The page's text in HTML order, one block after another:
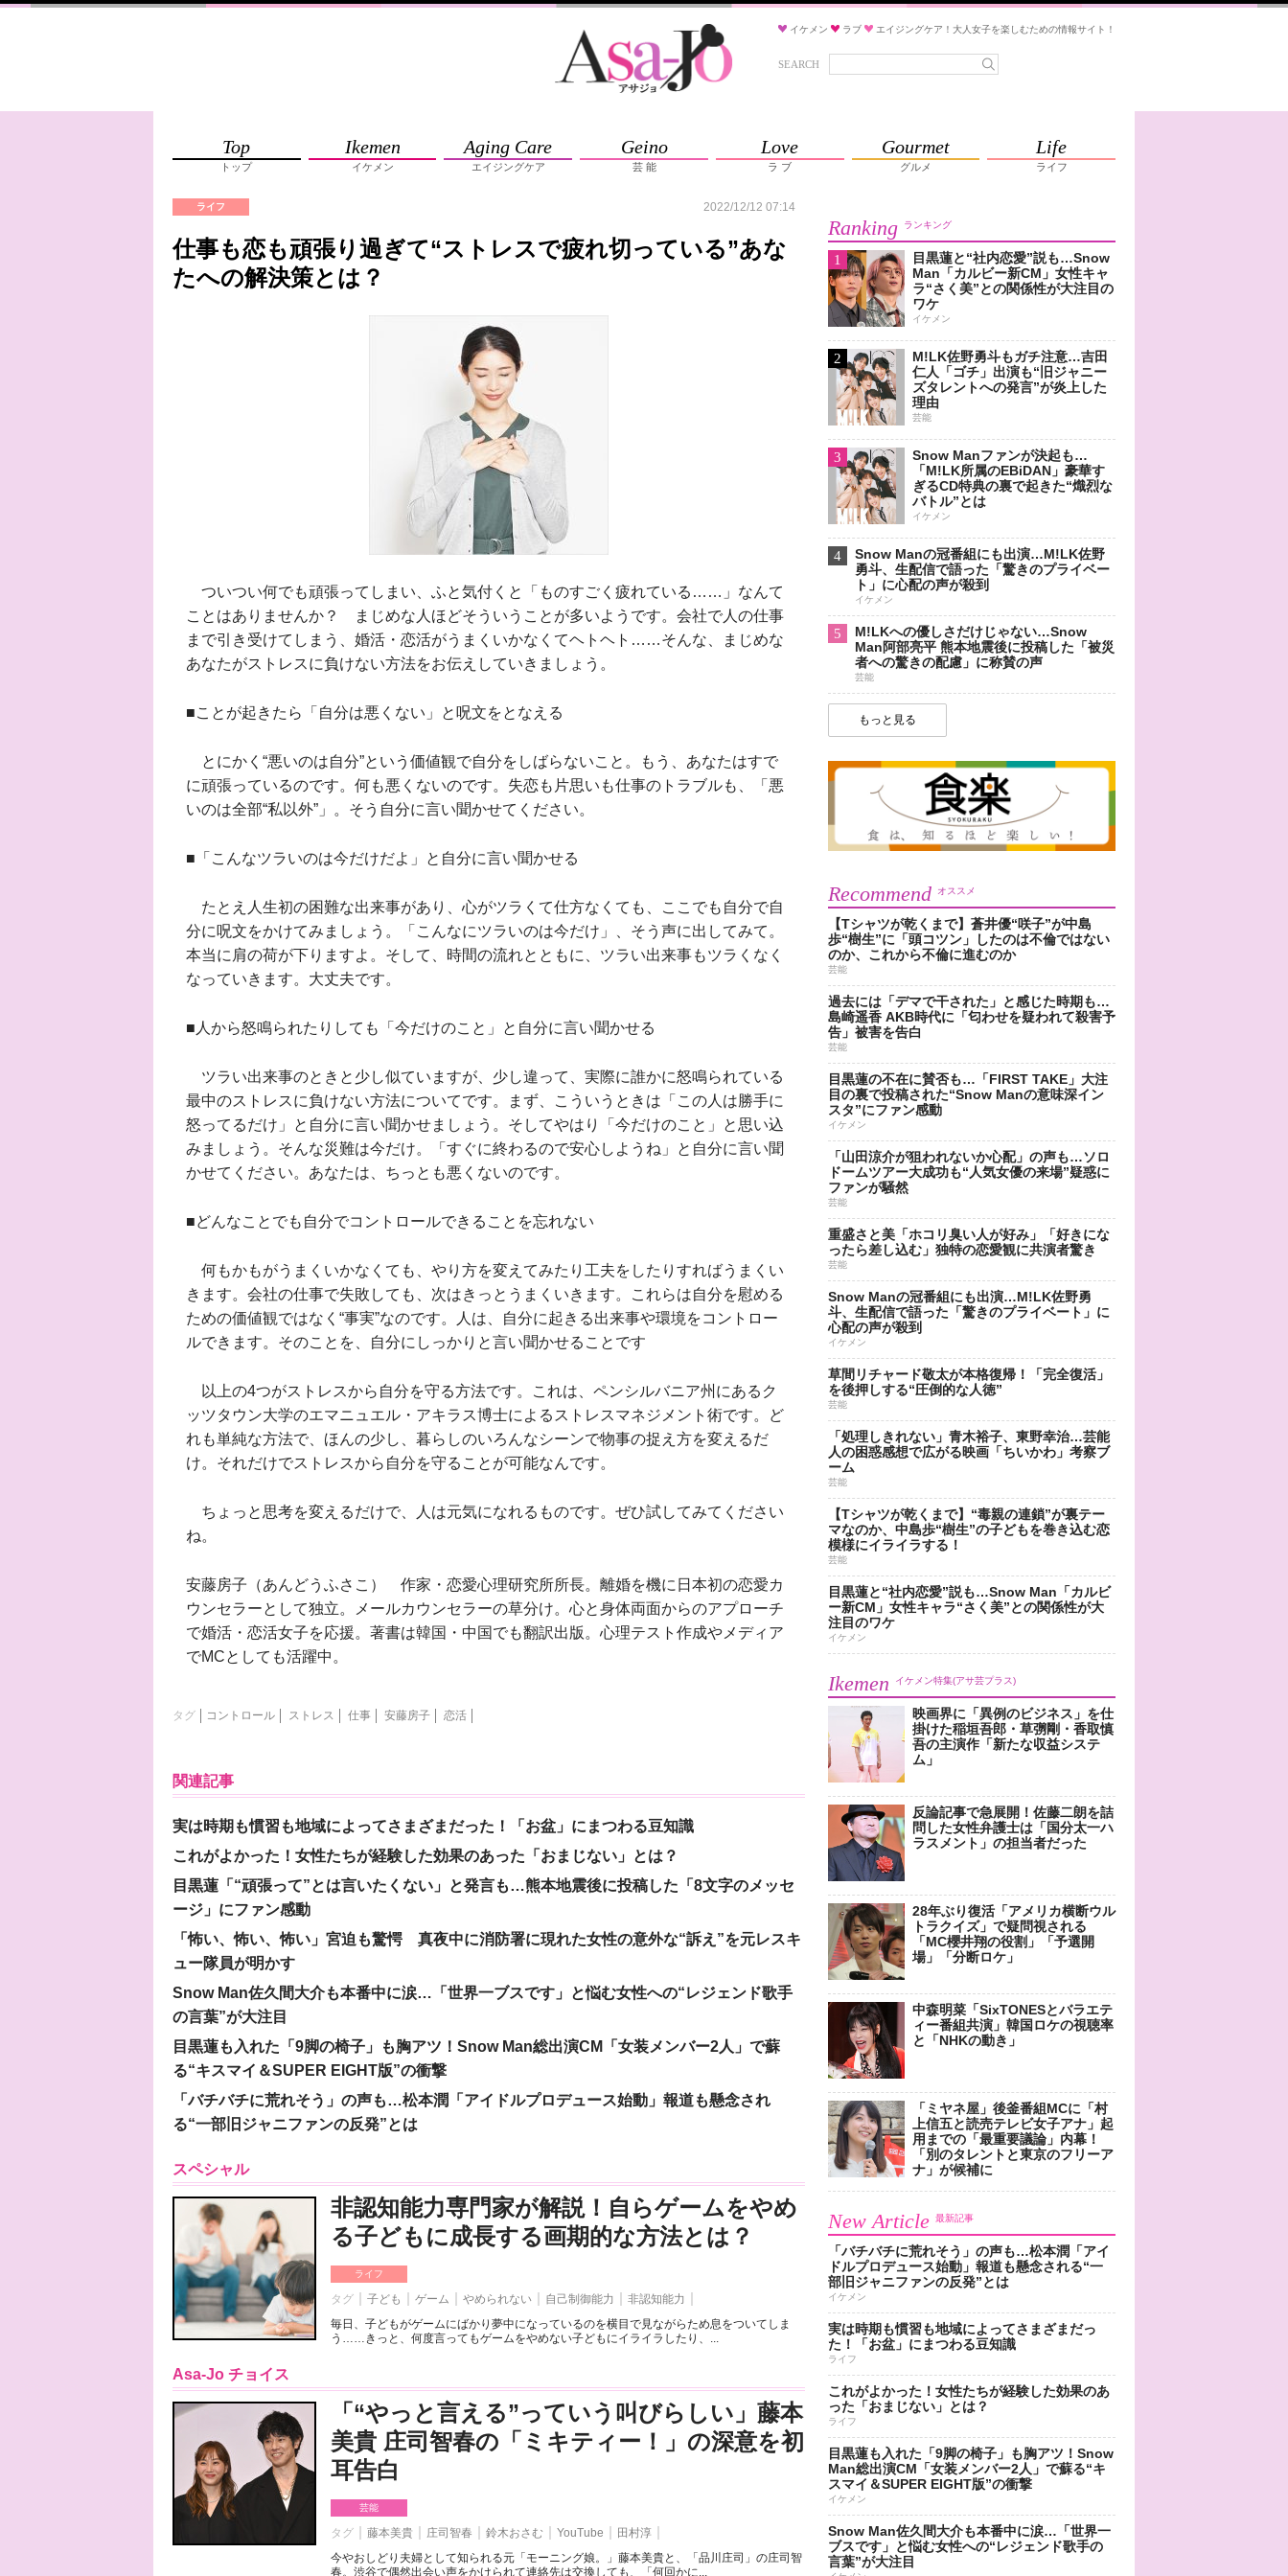
イケメン ラブ エイジングケア！大人女子を楽しむための情報サイト！
SEARCH
Top
トップ
Ikemen
イケメン
Aging Care
エイジングケア
Geino
芸 能
Love
ラ ブ
Gourmet
グルメ
Life
ライフ
ライフ 2022/12/12 07:14
仕事も恋も頑張り過ぎて“ストレスで疲れ切っている”あな
たへの解決策とは？
ついつい何でも頑張ってしまい、ふと気付くと「ものすごく疲れている……」なんて
ことはありませんか？ まじめな人ほどそういうことが多いようです。会社で人の仕事
まで引き受けてしまう、婚活・恋活がうまくいかなくてヘトヘト……そんな、まじめな
あなたがストレスに負けない方法をお伝えしていきましょう。
■ことが起きたら「自分は悪くない」と呪文をとなえる
とにかく“悪いのは自分”という価値観で自分をしばらないこと。もう、あなたはすで
に頑張っているのです。何も悪くないのです。失恋も片思いも仕事のトラブルも、「悪
いのは全部“私以外”」。そう自分に言い聞かせてください。
■「こんなツラいのは今だけだよ」と自分に言い聞かせる
たとえ人生初の困難な出来事があり、心がツラくて仕方なくても、ここでも自分で自
分に呪文をかけてみましょう。「こんなにツラいのは今だけ」、そう声に出してみて。
本当に肩の荷が下りますよ。そして、時間の流れとともに、ツラい出来事もツラくなく
なっていきます。大丈夫です。
■人から怒鳴られたりしても「今だけのこと」と自分に言い聞かせる
ツラい出来事のときと少し似ていますが、少し違って、実際に誰かに怒鳴られている
最中のストレスに負けない方法についてです。まず、こういうときは「この人は勝手に
怒ってるだけ」と自分に言い聞かせましょう。そしてやはり「今だけのこと」と思い込
みましょう。そんな災難は今だけ。「すぐに終わるので安心しようね」と自分に言い聞
かせてください。あなたは、ちっとも悪くないのです。
■どんなことでも自分でコントロールできることを忘れない
何もかもがうまくいかなくても、やり方を変えてみたり工夫をしたりすればうまくい
きます。会社の仕事で失敗しても、次はきっとうまくいきます。これらは自分を慰める
ための価値観ではなく“事実”なのです。人は、自分に起きる出来事や環境をコントロー
ルできます。そのことを、自分にしっかりと言い聞かせることです
以上の4つがストレスから自分を守る方法です。これは、ペンシルバニア州にあるク
ッツタウン大学のエマニュエル・アキラス博士によるストレスマネジメント術です。ど
れも単純な方法で、ほんの少し、暮らしのいろんなシーンで物事の捉え方を変えるだ
け。それだけでストレスから自分を守ることが可能なんです。
ちょっと思考を変えるだけで、人は元気になれるものです。ぜひ試してみてください
ね。
安藤房子（あんどうふさこ） 作家・恋愛心理研究所所長。離婚を機に日本初の恋愛カ
ウンセラーとして独立。メールカウンセラーの草分け。心と身体両面からのアプローチ
で婚活・恋活女子を応援。著書は韓国・中国でも翻訳出版。心理テスト作成やメディア
でMCとしても活躍中。
タグ コントロール ストレス 仕事 安藤房子 恋活
関連記事
実は時期も慣習も地域によってさまざまだった！「お盆」にまつわる豆知識
これがよかった！女性たちが経験した効果のあった「おまじない」とは？
目黒蓮「“頑張って”とは言いたくない」と発言も…熊本地震後に投稿した「8文字のメッセ
ージ」にファン感動
「怖い、怖い、怖い」宮迫も驚愕 真夜中に消防署に現れた女性の意外な“訴え”を元レスキ
ュー隊員が明かす
Snow Man佐久間大介も本番中に涙…「世界一ブスです」と悩む女性への“レジェンド歌手
の言葉”が大注目
目黒蓮も入れた「9脚の椅子」も胸アツ！Snow Man総出演CM「女装メンバー2人」で蘇
る“キスマイ＆SUPER EIGHT版”の衝撃
「バチバチに荒れそう」の声も…松本潤「アイドルプロデュース始動」報道も懸念され
る“一部旧ジャニファンの反発”とは
スペシャル
非認知能力専門家が解説！自らゲームをやめ
る子どもに成長する画期的な方法とは？
ライフ
タグ 子ども ゲーム やめられない 自己制御能力
非認知能力
毎日、子どもがゲームにばかり夢中になっているのを横目で見ながらため息をついてしま
う……きっと、何度言ってもゲームをやめない子どもにイライラしたり、...
Asa-Jo チョイス
「“やっと言える”っていう叫びらしい」藤本
美貴 庄司智春の「ミキティー！」の深意を初
耳告白
芸能
タグ 藤本美貴 庄司智春 鈴木おさむ YouTube
田村淳
今やおしどり夫婦として知られる元「モーニング娘。」藤本美貴と、「品川庄司」の庄司智
春。渋谷で偶然出会い声をかけられて連絡先は交換しても、「何回かに...
Ranking ランキング
1
目黒蓮と“社内恋愛”説も…Snow
Man「カルビー新CM」女性キャ
ラ“さく美”との関係性が大注目の
ワケ
イケメン
2
M!LK佐野勇斗もガチ注意…吉田
仁人「ゴチ」出演も“旧ジャニー
ズタレントへの発言”が炎上した
理由
芸能
3
Snow Manファンが決起も…
「M!LK所属のEBiDAN」豪華す
ぎるCD特典の裏で起きた“熾烈な
バトル”とは
イケメン
4
Snow Manの冠番組にも出演…M!LK佐野
勇斗、生配信で語った「驚きのプライベー
ト」に心配の声が殺到
イケメン
5
M!LKへの優しさだけじゃない…Snow
Man阿部亮平 熊本地震後に投稿した「被災
者への驚きの配慮」に称賛の声
芸能
もっと見る
Recommend オススメ
【Tシャツが乾くまで】蒼井優“咲子”が中島
歩“樹生”に「頭コツン」したのは不倫ではない
のか、これから不倫に進むのか
芸能
過去には「デマで干された」と感じた時期も…
島崎遥香 AKB時代に「匂わせを疑われて殺害予
告」被害を告白
芸能
目黒蓮の不在に賛否も…「FIRST TAKE」大注
目の裏で投稿された“Snow Manの意味深イン
スタ”にファン感動
イケメン
「山田涼介が狙われないか心配」の声も…ソロ
ドームツアー大成功も“人気女優の来場”疑惑に
ファンが騒然
芸能
重盛さと美「ホコリ臭い人が好み」「好きにな
ったら差し込む」独特の恋愛観に共演者驚き
芸能
Snow Manの冠番組にも出演…M!LK佐野勇
斗、生配信で語った「驚きのプライベート」に
心配の声が殺到
イケメン
草間リチャード敬太が本格復帰！「完全復活」
を後押しする“圧倒的な人徳”
芸能
「処理しきれない」青木裕子、東野幸治…芸能
人の困惑感想で広がる映画「ちいかわ」考察ブ
ーム
芸能
【Tシャツが乾くまで】“毒親の連鎖”が裏テー
マなのか、中島歩“樹生”の子どもを巻き込む恋
模様にイライラする！
芸能
目黒蓮と“社内恋愛”説も…Snow Man「カルビ
ー新CM」女性キャラ“さく美”との関係性が大
注目のワケ
イケメン
Ikemen イケメン特集(アサ芸プラス)
映画界に「異例のビジネス」を仕
掛けた稲垣吾郎・草彅剛・香取慎
吾の主演作「新たな収益システ
ム」
反論記事で急展開！佐藤二朗を詰
問した女性弁護士は「国分太一ハ
ラスメント」の担当者だった
28年ぶり復活「アメリカ横断ウル
トラクイズ」で疑問視される
「MC櫻井翔の役割」「予選開
場」「分断ロケ」
中森明菜「SixTONESとバラエテ
ィー番組共演」韓国ロケの視聴率
と「NHKの動き」
「ミヤネ屋」後釜番組MCに「村
上信五と読売テレビ女子アナ」起
用までの「最重要議論」内幕！
「別のタレントと東京のフリーア
ナ」が候補に
New Article 最新記事
「バチバチに荒れそう」の声も…松本潤「アイ
ドルプロデュース始動」報道も懸念される“一
部旧ジャニファンの反発”とは
イケメン
実は時期も慣習も地域によってさまざまだっ
た！「お盆」にまつわる豆知識
ライフ
これがよかった！女性たちが経験した効果のあ
った「おまじない」とは？
ライフ
目黒蓮も入れた「9脚の椅子」も胸アツ！Snow
Man総出演CM「女装メンバー2人」で蘇る“キ
スマイ＆SUPER EIGHT版”の衝撃
イケメン
Snow Man佐久間大介も本番中に涙…「世界一
ブスです」と悩む女性への“レジェンド歌手の
言葉”が大注目